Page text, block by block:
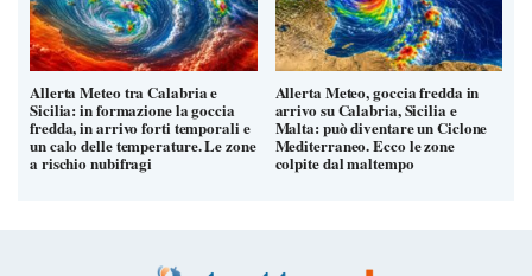
Allerta Meteo tra Calabria e
Sicilia: in formazione la goccia
fredda, in arrivo forti temporali e
un calo delle temperature. Le zone
a rischio nubifragi
Allerta Meteo, goccia fredda in
arrivo su Calabria, Sicilia e
Malta: può diventare un Ciclone
Mediterraneo. Ecco le zone
colpite dal maltempo